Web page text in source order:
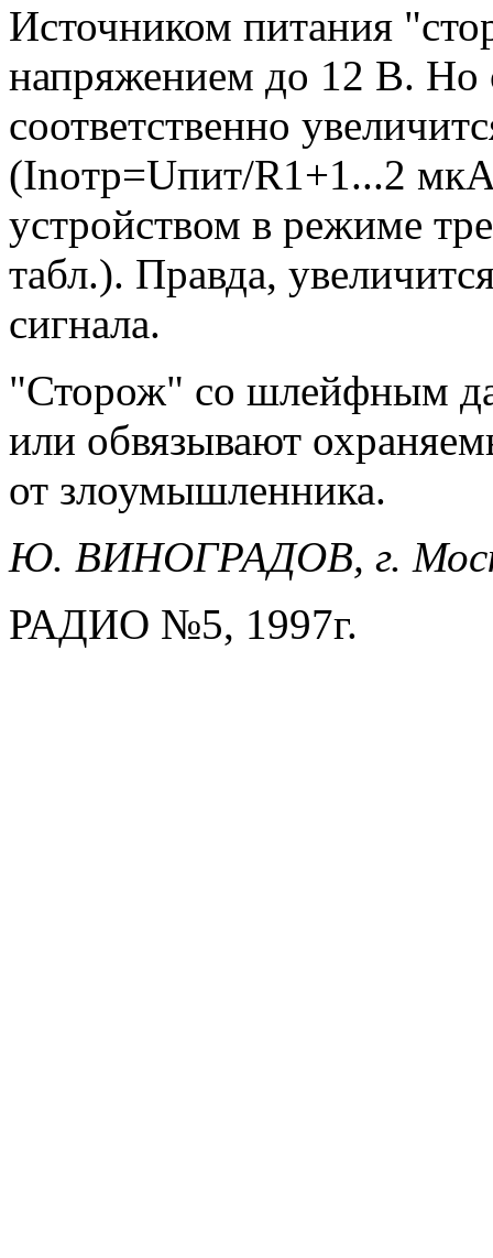
Источником питания
напряжением до 12 В.
соответственно
(Inoтp=Uпит/R1+1...2
устройством в режиме
табл.). Правда,
сигнала.
"Сторож" со шлейфным
или обвязывают
от злоумышленника.
Ю. ВИНОГРАДОВ, г.
РАДИО №5, 1997г.